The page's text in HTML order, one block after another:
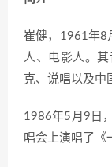
崔健，1961年8
人、电影人。
克、说唱以及中
1986年5月9日
唱会上演唱了《